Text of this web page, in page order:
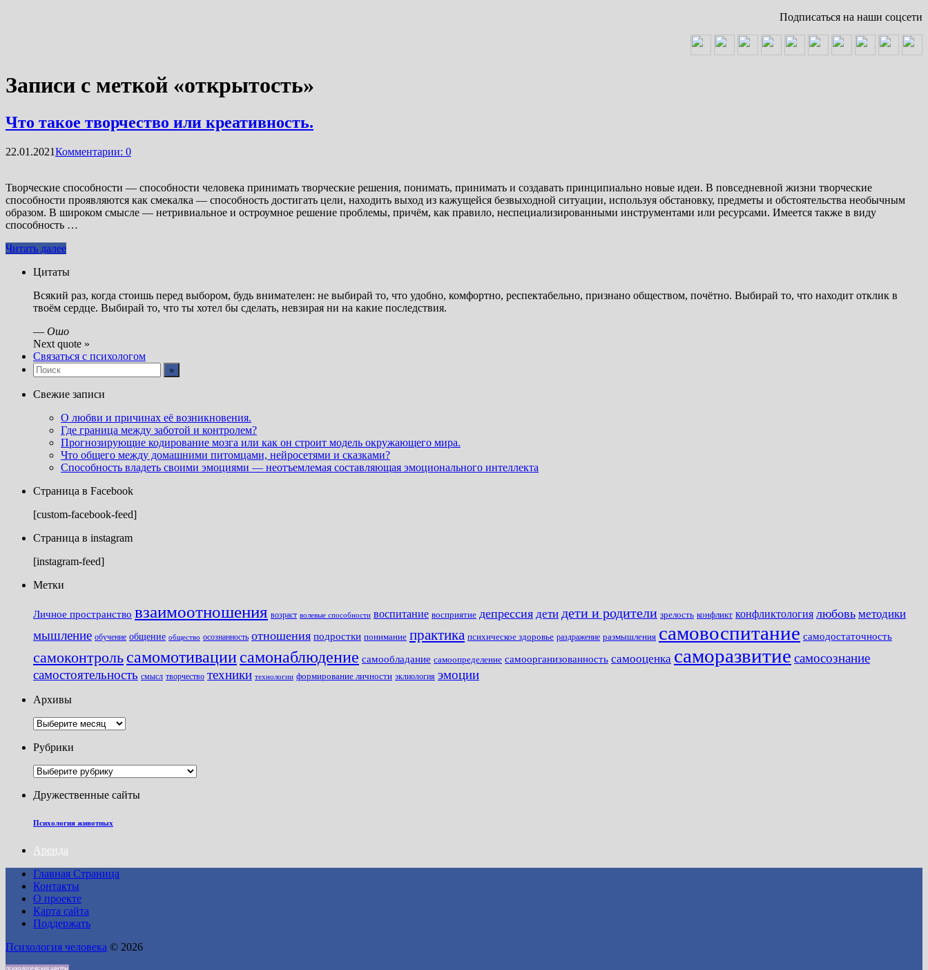
Подписаться на наши соцсети
Записи с меткой «открытость»
Что такое творчество или креативность.
22.01.2021Комментарии: 0
Творческие способности — способности человека принимать творческие решения, понимать, принимать и создавать принципиально новые идеи. В повседневной жизни творческие
способности проявляются как смекалка — способность достигать цели, находить выход из кажущейся безвыходной ситуации, используя обстановку, предметы и обстоятельства необычным
образом. В широком смысле — нетривиальное и остроумное решение проблемы, причём, как правило, неспециализированными инструментами или ресурсами. Имеется также в виду
способность …
Читать далее
Цитаты
Всякий раз, когда стоишь перед выбором, будь внимателен: не выбирай то, что удобно, комфортно, респектабельно, признано обществом, почётно. Выбирай то, что находит отклик в
твоём сердце. Выбирай то, что ты хотел бы сделать, невзирая ни на какие последствия.
— Ошо
Next quote »
Связаться с психологом
Свежие записи
О любви и причинах её возникновения.
Где граница между заботой и контролем?
Прогнозирующие кодирование мозга или как он строит модель окружающего мира.
Что общего между домашними питомцами, нейросетями и сказками?
Способность владеть своими эмоциями — неотъемлемая составляющая эмоционального интеллекта
Страница в Facebook
[custom-facebook-feed]
Страница в instagram
[instagram-feed]
Метки
Личное пространство взаимоотношения возраст волевые способности воспитание восприятие депрессия дети дети и родители зрелость конфликт конфликтология любовь методики
мышление обучение общение общество осознанность отношения подростки понимание практика психическое здоровье раздражение размышления самовоспитание самодостаточность
самоконтроль самомотивациисамонаблюдение самообладание самоопределение самоорганизованность самооценка саморазвитие самосознание
самостоятельность смысл творчество техники технологии формирование личности эклиология эмоции
Архивы
Архивы
Рубрики
Рубрики
Дружественные сайты
Психология животных
Аренда
Главная Страница
Контакты
О проекте
Карта сайта
Поддержать
Психология человека © 2026